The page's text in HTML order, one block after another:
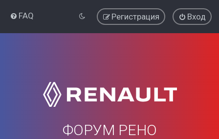
FAQ Вход
Регистрация
ФОРУМ РЕНО